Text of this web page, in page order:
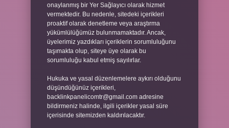
onaylanmış bir Yer Sağlayıcı olarak hizmet
vermektedir. Bu nedenle, sitedeki içerikleri
proaktif olarak denetleme veya araştırma
yükümlülüğümüz bulunmamaktadır. Ancak,
üyelerimiz yazdıkları içeriklerin sorumluluğunu
taşımakta olup, siteye üye olarak bu
sorumluluğu kabul etmiş sayılırlar.
Hukuka ve yasal düzenlemelere aykırı olduğunu
düşündüğünüz içerikleri,
backlinkpanelicomtr@gmail.com adresine
bildirmeniz halinde, ilgili içerikler yasal süre
içerisinde sitemizden kaldırılacaktır.